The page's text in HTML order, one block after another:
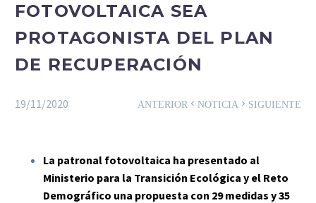
FOTOVOLTAICA SEA
PROTAGONISTA DEL PLAN
DE RECUPERACIÓN
ANTERIOR NOTICIASIGUIENTE
19/11/2020
La patronal fotovoltaica ha presentado al
Ministerio para la Transición Ecológica y el Reto
Demográfico una propuesta con 29 medidas y 35